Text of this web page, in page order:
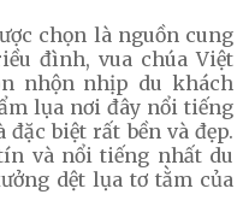
chọn là nguồn cung
đình, vua chúa Việt
nhộn nhịp du khách
lụa nơi đây nổi tiếng
biệt rất bền và đẹp.
và nổi tiếng nhất du
dệt lụa tơ tằm của